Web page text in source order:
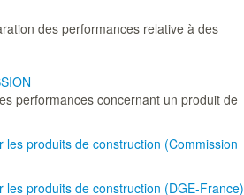
des performances relative à des
performances concernant un produit de
produits de construction (Commission
produits de construction (DGE-France)